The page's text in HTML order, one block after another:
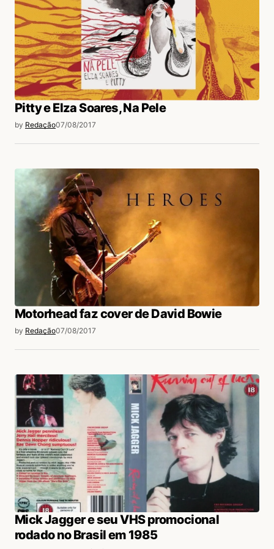
Pitty e Elza Soares, Na Pele
by Redação07/08/2017
Motorhead faz cover de David Bowie
by Redação07/08/2017
Mick Jagger e seu VHS promocional
rodado no Brasil em 1985